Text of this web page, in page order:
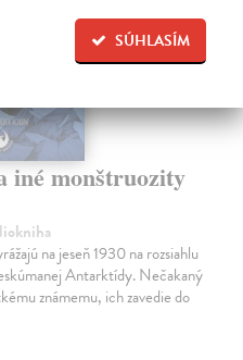
SÚHLASÍM
iné monštruozity
na jeseň 1930 na rozsiahlu
Antarktídy. Nečakaný
známemu, ich zavedie do